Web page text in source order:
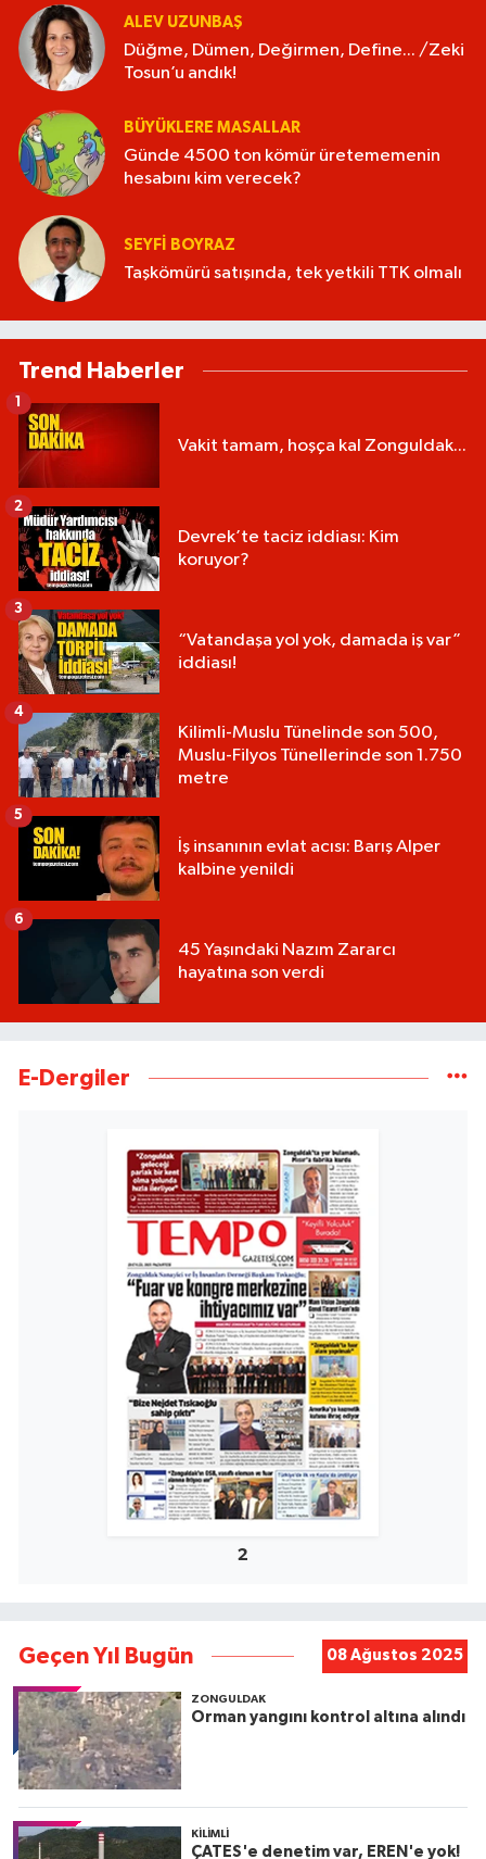
ALEV UZUNBAŞ
Düğme, Dümen, Değirmen, Define... /Zeki
Tosun’u andık!
BÜYÜKLERE MASALLAR
Günde 4500 ton kömür üretememenin
hesabını kim verecek?
SEYFI BOYRAZ
Taşkömürü satışında, tek yetkili TTK olmalı
Trend Haberler
Vakit tamam, hoşça kal Zonguldak...
Devrek’te taciz iddiası: Kim
koruyor?
2
“Vatandaşa yol yok, damada iş var”
iddiası!
3
Kilimli-Muslu Tünelinde son 500,
Muslu-Filyos Tünellerinde son 1.750
metre
4
İş insanının evlat acısı: Barış Alper
kalbine yenildi
5
45 Yaşındaki Nazım Zararcı
hayatına son verdi
6
E-Dergiler
2
Geçen Yıl Bugün 08 Ağustos 2025
ZONGULDAK
Orman yangını kontrol altına alındı
KILIMLI
ÇATES'e denetim var, EREN'e yok!